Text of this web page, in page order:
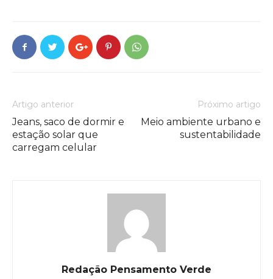
Artigo anterior
Jeans, saco de dormir e
estação solar que
carregam celular
Próximo artigo
Meio ambiente urbano e
sustentabilidade
Redação Pensamento Verde